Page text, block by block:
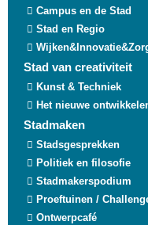
Campus en de Stad
Stad en Regio
Stad van creativiteit
Kunst & Techniek
Het nieuwe
Stadmaken
Stadsgesprekken
Politiek en filosofie
Stadmakerspodium
Proeftuinen /
Ontwerpcafé